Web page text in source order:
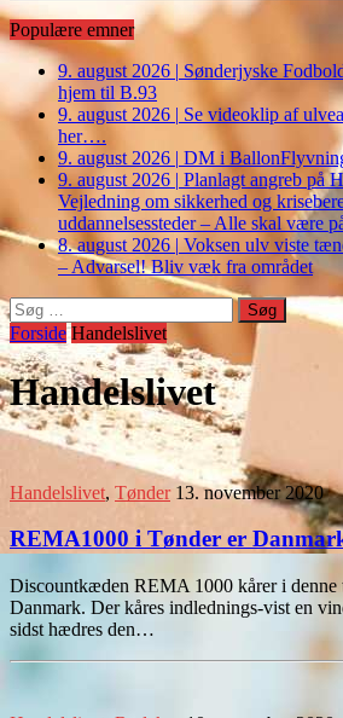
Populære emner
9. august 2026 | Sønderjyske
hjem til B.93
9. august 2026 | Se videoklip af
her….
9. august 2026 | DM i
9. august 2026 | Planlagt angreb på
Vejledning om sikkerhed og
uddannelsessteder – Alle skal være
8. august 2026 | Voksen ulv viste
– Advarsel! Bliv væk fra området
Søg
efter:
Forside Handelslivet
Handelslivet
Handelslivet, Tønder 13. november 2020
REMA1000 i Tønder er
Discountkæden REMA 1000 kårer i denne
Danmark. Der kåres indlednings-vist en
sidst hædres den…